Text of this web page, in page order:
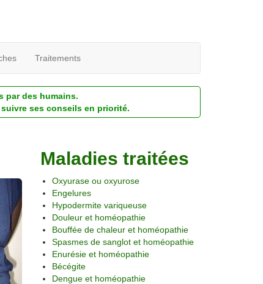
Traitements
par des humains.
ses conseils en priorité.
Maladies traitées
Oxyurase ou oxyurose
Engelures
Hypodermite variqueuse
Douleur et homéopathie
Bouffée de chaleur et homéopathie
Spasmes de sanglot et homéopathie
Enurésie et homéopathie
Bécégite
Dengue et homéopathie